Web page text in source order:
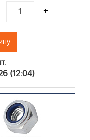
+
(12:04)